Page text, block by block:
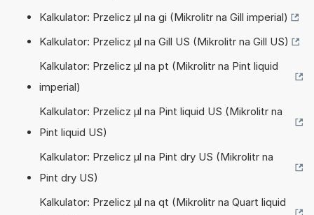
Kalkulator: Przelicz µl na gi (Mikrolitr na Gill imperial)
Kalkulator: Przelicz µl na Gill US (Mikrolitr na Gill US)
Kalkulator: Przelicz µl na pt (Mikrolitr na Pint liquid
imperial)
Kalkulator: Przelicz µl na Pint liquid US (Mikrolitr na
Pint liquid US)
Kalkulator: Przelicz µl na Pint dry US (Mikrolitr na
Pint dry US)
Kalkulator: Przelicz µl na qt (Mikrolitr na Quart liquid